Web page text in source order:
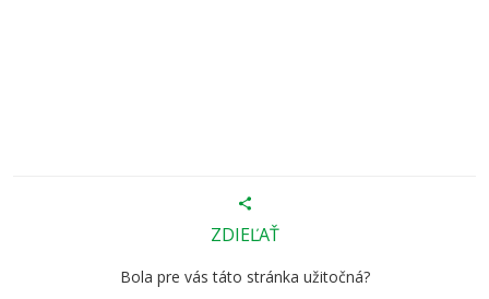
ZDIEĽAŤ
Bola pre vás táto stránka užitočná?